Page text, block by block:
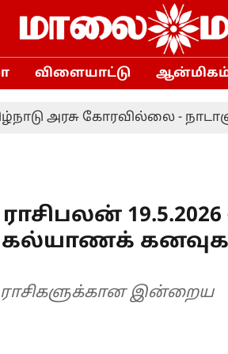
விளையாட்டு
கோரவில்லை -
19.5.2026
கல்யாணக்
இன்றைய